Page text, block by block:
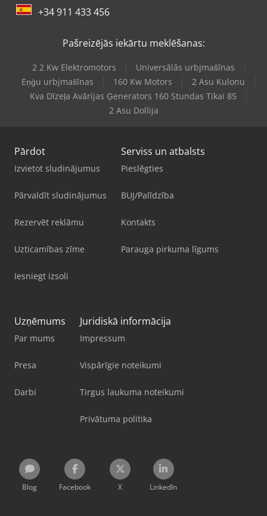
+34 911 433 456
Pašreizējās iekārtu meklēšanas:
2 2 Kw Elektromotors
Universālās urbjmašīnas
Eņģu urbjmašīnas
160 Kw Motors
2 Asu Kulonu
Kva Dīzeļa Avārijas Ģenerators 160 Stundas Tikai 85
2 Asu Dollija
Pārdot
Izvietot sludinājumus
Pārvaldīt sludinājumus
Rezervēt reklāmu
Uzticamības zīme
Iesniegt izsoli
Serviss un atbalsts
Pieslēgties
BUJ/Palīdzība
Kontakts
Parauga pirkuma līgums
Uzņēmums
Par mums
Presa
Darbi
Juridiskā informācija
Impressum
Vispārīgie noteikumi
Tirgus laukuma noteikumi
Privātuma politika
Blog Facebook X LinkedIn